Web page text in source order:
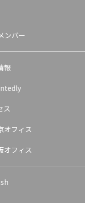
ンバー
報
ス
オフィス
オフィス